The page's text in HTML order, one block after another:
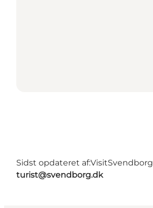
Sidst opdateret af:VisitSvendborg
turist@svendborg.dk